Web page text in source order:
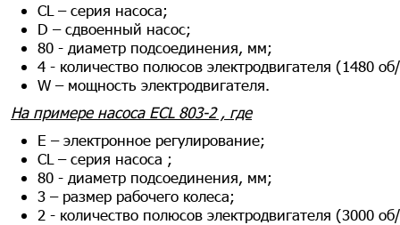
CL – серия насоса;
D – сдвоенный насос;
80 - диаметр подсоединения, мм;
4 - количество полюсов электродвигателя (1480
W – мощность электродвигателя.
На примере насоса ECL 803-2 , где
E – электронное регулирование;
CL – серия насоса ;
80 - диаметр подсоединения, мм;
3 – размер рабочего колеса;
2 - количество полюсов электродвигателя (3000